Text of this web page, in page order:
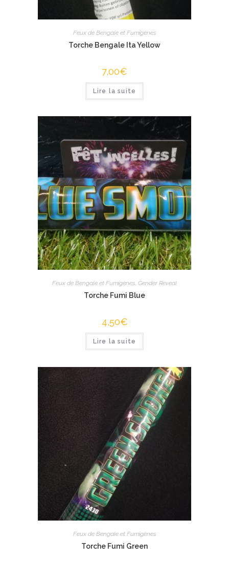
Feux de Bengale et Fumigènes
Torche Bengale Ita Yellow
7,00€
Lire la suite
Feux de Bengale et Fumigènes, Gender Reveal
Torche Fumi Blue
4,50€
Lire la suite
Feux de Bengale et Fumigènes
Torche Fumi Green